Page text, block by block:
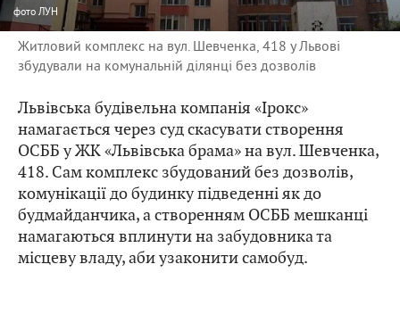
фото ЛУН
Житловий комплекс на вул. Шевченка, 418 у Львові
збудували на комунальній ділянці без дозволів
Львівська будівельна компанія «Ірокс»
намагається через суд скасувати створення
ОСББ у ЖК «Львівська брама» на вул. Шевченка,
418. Сам комплекс збудований без дозволів,
комунікації до будинку підведенні як до
будмайданчика, а створенням ОСББ мешканці
намагаються вплинути на забудовника та
місцеву владу, аби узаконити самобуд.